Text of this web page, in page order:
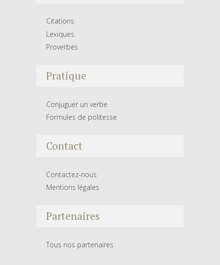
Citations
Lexiques
Proverbes
Pratique
Conjuguer un verbe
Formules de politesse
Contact
Contactez-nous
Mentions légales
Partenaires
Tous nos partenaires